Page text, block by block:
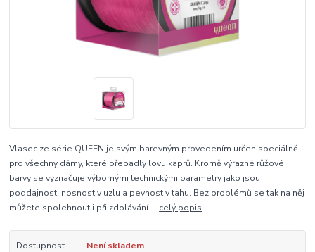
Vlasec ze série QUEEN je svým barevným provedením určen speciálně
pro všechny dámy, které přepadly lovu kaprů. Kromě výrazné růžové
barvy se vyznačuje výbornými technickými parametry jako jsou
poddajnost, nosnost v uzlu a pevnost v tahu. Bez problémů se tak na něj
můžete spolehnout i při zdolávání ... celý popis
Dostupnost Není skladem